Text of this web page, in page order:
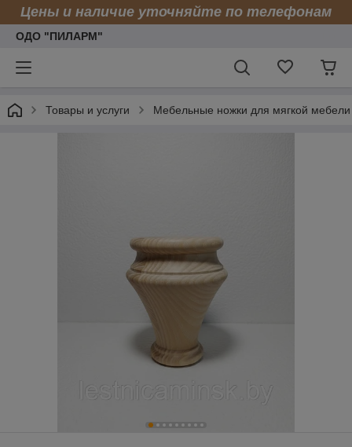
Цены и наличие уточняйте по телефонам
ОДО "ПИЛАРМ"
Товары и услуги Мебельные ножки для мягкой мебели